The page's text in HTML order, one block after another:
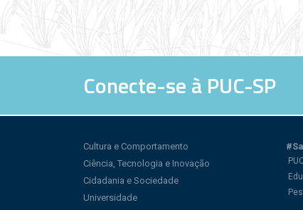
Conecte-se à PUC-SP
Cultura e Comportamento
Ciência, Tecnologia e Inovação
Cidadania e Sociedade
Universidade